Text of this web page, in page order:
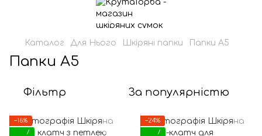
Каталог Для Нього Шкіряні папки Папки А5
Папки А5
Фільтр За популярністю
−16%
7
−24%
7